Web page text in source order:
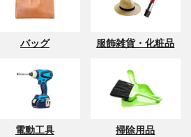
バッグ 服飾雑貨・化粧品
電動工具 掃除用品